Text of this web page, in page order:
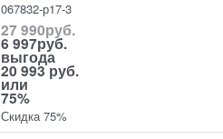
067832-р17-3
27 990руб.
6 997руб.
выгода
20 993 руб.
или
75%
Скидка 75%